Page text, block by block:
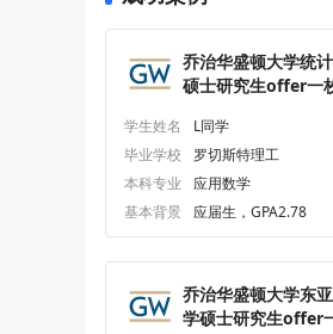
机械与航天工程理学硕士
项目管理理学硕士
统计学理学硕士
乔治华盛顿大学统
硕士研究生offer一
学生姓名
L同学
毕业学校
罗切斯特理工
本科专业
应用数学
基本背景
应届生，GPA2.78
乔治华盛顿大学东
学硕士研究生offer